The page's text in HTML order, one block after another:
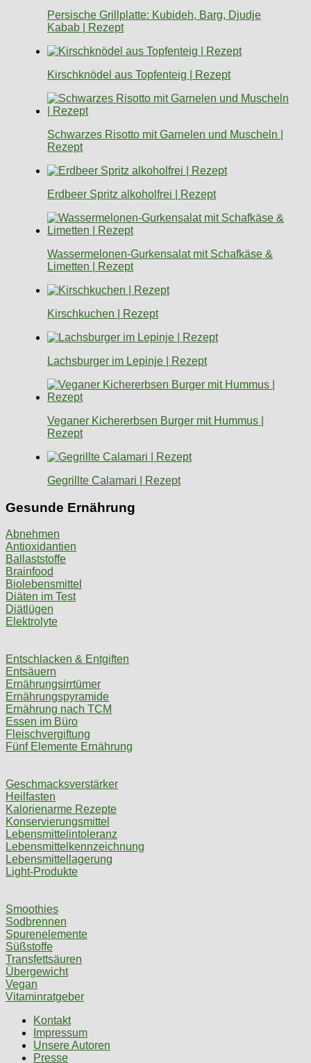
Persische Grillplatte: Kubideh, Barg, Djudje
Kabab | Rezept
Kirschknödel aus Topfenteig | Rezept
Schwarzes Risotto mit Garnelen und Muscheln |
Rezept
Erdbeer Spritz alkoholfrei | Rezept
Wassermelonen-Gurkensalat mit Schafkäse &
Limetten | Rezept
Kirschkuchen | Rezept
Lachsburger im Lepinje | Rezept
Veganer Kichererbsen Burger mit Hummus |
Rezept
Gegrillte Calamari | Rezept
Gesunde Ernährung
Abnehmen
Antioxidantien
Ballaststoffe
Brainfood
Biolebensmittel
Diäten im Test
Diätlügen
Elektrolyte
Entschlacken & Entgiften
Entsäuern
Ernährungsirrtümer
Ernährungspyramide
Ernährung nach TCM
Essen im Büro
Fleischvergiftung
Fünf Elemente Ernährung
Geschmacksverstärker
Heilfasten
Kalorienarme Rezepte
Konservierungsmittel
Lebensmittelintoleranz
Lebensmittelkennzeichnung
Lebensmittellagerung
Light-Produkte
Smoothies
Sodbrennen
Spurenelemente
Süßstoffe
Transfettsäuren
Übergewicht
Vegan
Vitaminratgeber
Kontakt
Impressum
Unsere Autoren
Presse